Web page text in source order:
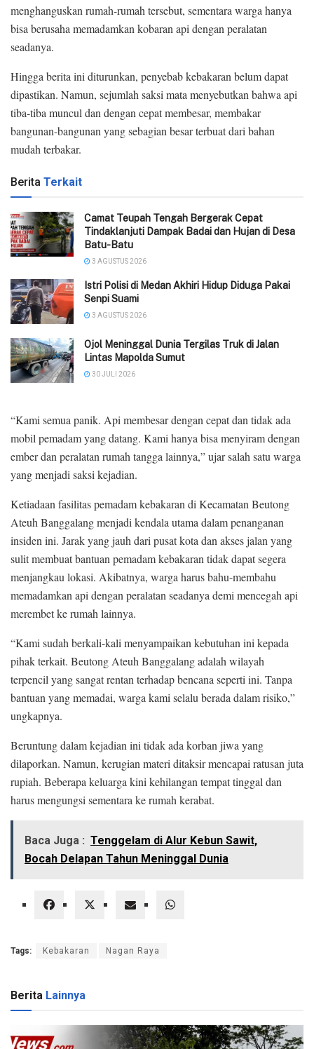
menghanguskan rumah-rumah tersebut, sementara warga hanya
bisa berusaha memadamkan kobaran api dengan peralatan
seadanya.
Hingga berita ini diturunkan, penyebab kebakaran belum dapat
dipastikan. Namun, sejumlah saksi mata menyebutkan bahwa api
tiba-tiba muncul dan dengan cepat membesar, membakar
bangunan-bangunan yang sebagian besar terbuat dari bahan
mudah terbakar.
Berita Terkait
Camat Teupah Tengah Bergerak Cepat
Tindaklanjuti Dampak Badai dan Hujan di Desa
Batu-Batu
3 AGUSTUS 2026
‎Istri Polisi di Medan Akhiri Hidup Diduga Pakai
Senpi Suami
3 AGUSTUS 2026
Ojol Meninggal Dunia Tergilas Truk di Jalan
Lintas Mapolda Sumut
30 JULI 2026
“Kami semua panik. Api membesar dengan cepat dan tidak ada
mobil pemadam yang datang. Kami hanya bisa menyiram dengan
ember dan peralatan rumah tangga lainnya,” ujar salah satu warga
yang menjadi saksi kejadian.
Ketiadaan fasilitas pemadam kebakaran di Kecamatan Beutong
Ateuh Banggalang menjadi kendala utama dalam penanganan
insiden ini. Jarak yang jauh dari pusat kota dan akses jalan yang
sulit membuat bantuan pemadam kebakaran tidak dapat segera
menjangkau lokasi. Akibatnya, warga harus bahu-membahu
memadamkan api dengan peralatan seadanya demi mencegah api
merembet ke rumah lainnya.
“Kami sudah berkali-kali menyampaikan kebutuhan ini kepada
pihak terkait. Beutong Ateuh Banggalang adalah wilayah
terpencil yang sangat rentan terhadap bencana seperti ini. Tanpa
bantuan yang memadai, warga kami selalu berada dalam risiko,”
ungkapnya.
Beruntung dalam kejadian ini tidak ada korban jiwa yang
dilaporkan. Namun, kerugian materi ditaksir mencapai ratusan juta
rupiah. Beberapa keluarga kini kehilangan tempat tinggal dan
harus mengungsi sementara ke rumah kerabat.
Baca Juga : Tenggelam di Alur Kebun Sawit,
Bocah Delapan Tahun Meninggal Dunia
Tags: Kebakaran Nagan Raya
Berita Lainnya